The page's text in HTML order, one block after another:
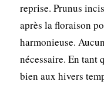
reprise. Prunus
après la floraison
harmonieuse.
nécessaire. En tant
bien aux hivers